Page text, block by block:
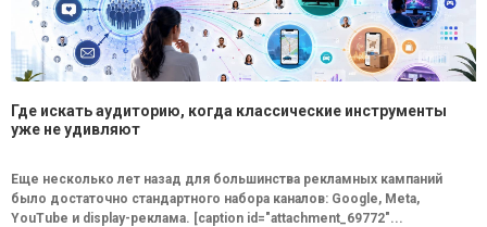
Где искать аудиторию, когда классические инструменты
уже не удивляют
Еще несколько лет назад для большинства рекламных кампаний
было достаточно стандартного набора каналов: Google, Meta,
YouTube и display-реклама. [caption id="attachment_69772"...